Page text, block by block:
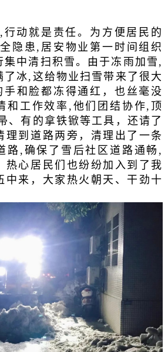
行动就是责任。为方便居民的
隐患,居安物业第一时间组织
集中清扫积雪。由于冻雨加雪,
了冰,这给物业扫雪带来了很大
和脸都冻得通红，也丝毫没
和工作效率,他们团结协作,顶
、有的拿铁锨等工具，还请了
理到道路两旁，清理出了一条
路,确保了雪后社区道路通畅,
热心居民们也纷纷加入到了我
中来，大家热火朝天、干劲十